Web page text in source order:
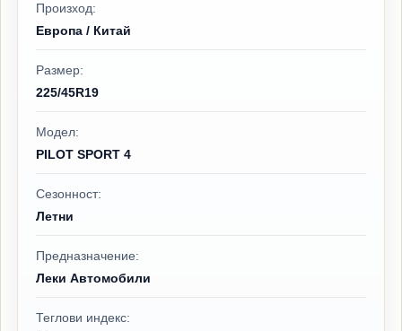
Произход:
Европа / Китай
Размер:
225/45R19
Модел:
PILOT SPORT 4
Сезонност:
Летни
Предназначение:
Леки Автомобили
Теглови индекс: